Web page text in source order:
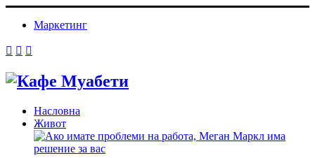
Маркетинг
Насловна
Живот